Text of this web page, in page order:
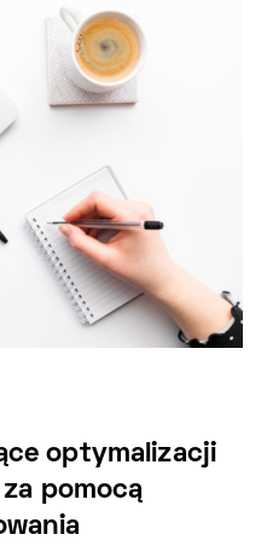
optymalizacji
pomocą